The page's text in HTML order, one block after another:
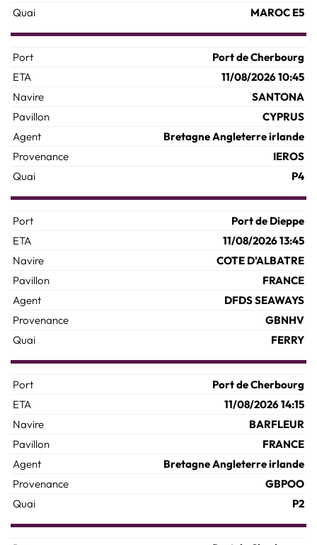
MAROC E5
Port de Cherbourg
11/08/2026 10:45
SANTONA
CYPRUS
Bretagne Angleterre irlande
IEROS
P4
Port de Dieppe
11/08/2026 13:45
COTE D'ALBATRE
FRANCE
DFDS SEAWAYS
GBNHV
FERRY
Port de Cherbourg
11/08/2026 14:15
BARFLEUR
FRANCE
Bretagne Angleterre irlande
GBPOO
P2